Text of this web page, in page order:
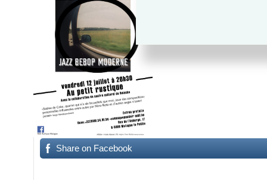
Share on Facebook